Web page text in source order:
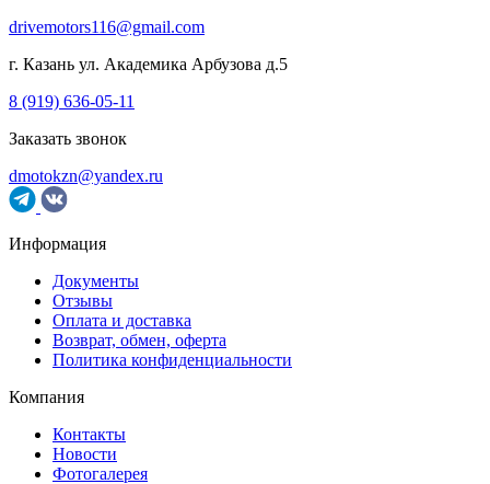
drivemotors116@gmail.com
г. Казань ул. Академика Арбузова д.5
8 (919) 636-05-11
Заказать звонок
dmotokzn@yandex.ru
Информация
Документы
Отзывы
Оплата и доставка
Возврат, обмен, оферта
Политика конфиденциальности
Компания
Контакты
Новости
Фотогалерея